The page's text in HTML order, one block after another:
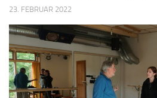
23. FEBRUAR 2022